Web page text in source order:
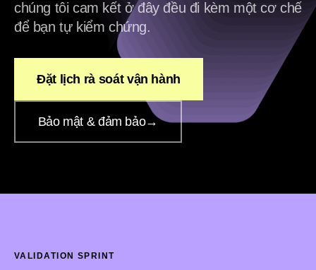
chúng tôi cam kết ở đây đều đi kèm một cơ chế
để bạn tự kiểm chứng.
Đặt lịch rà soát vận hành
Bảo mật & đảm bảo→
VALIDATION SPRINT